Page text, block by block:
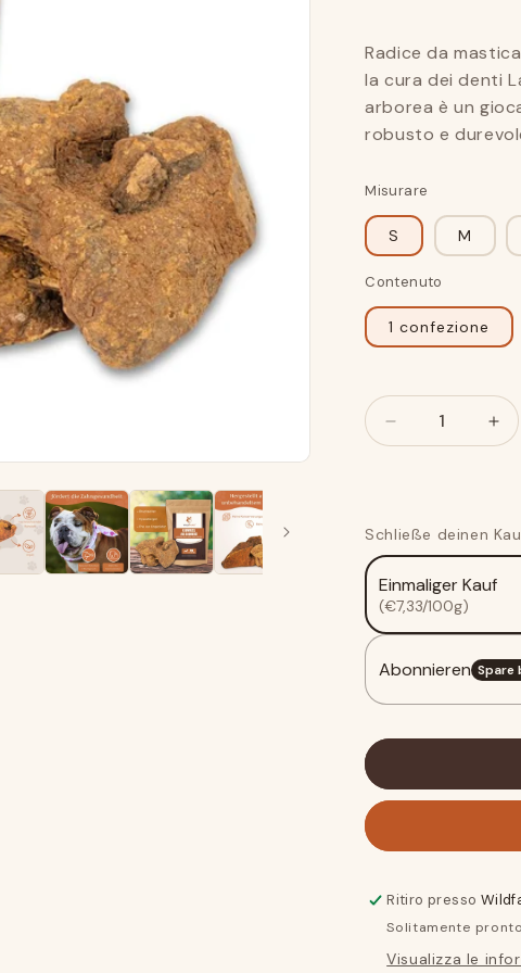
Radice da
la cura dei denti
arborea è un
robusto e
Misurare
S M
Contenuto
1 confezione
Numero
Numero
Ridurre
l&#39;importo
radice
arborea
Schließe deinen
Einmaliger Kauf
(€7,33/100g)
Abonnieren Spare
Ritiro presso
Solitamente
Visualizza le